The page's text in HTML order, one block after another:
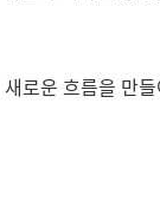
로운 흐름을 만